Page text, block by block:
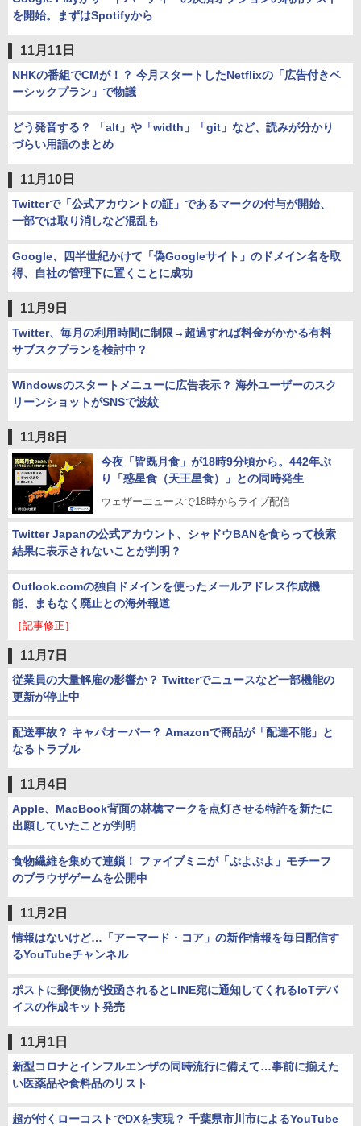
を開始。まずはSpotifyから
11月11日
NHKの番組でCMが！？ 今月スタートしたNetflixの「広告付きベ
ーシックプラン」で物議
どう発音する？ 「alt」や「width」「git」など、読みが分かり
づらい用語のまとめ
11月10日
Twitterで「公式アカウントの証」であるマークの付与が開始、
一部では取り消しなど混乱も
Google、四半世紀かけて「偽Googleサイト」のドメイン名を取
得、自社の管理下に置くことに成功
11月9日
Twitter、毎月の利用時間に制限→超過すれば料金がかかる有料
サブスクプランを検討中？
Windowsのスタートメニューに広告表示？ 海外ユーザーのスク
リーンショットがSNSで波紋
11月8日
今夜「皆既月食」が18時9分頃から。442年ぶ
り「惑星食（天王星食）」との同時発生
ウェザーニュースで18時からライブ配信
Twitter Japanの公式アカウント、シャドウBANを食らって検索
結果に表示されないことが判明？
Outlook.comの独自ドメインを使ったメールアドレス作成機
能、まもなく廃止との海外報道
［記事修正］
11月7日
従業員の大量解雇の影響か？ Twitterでニュースなど一部機能の
更新が停止中
配送事故？ キャパオーバー？ Amazonで商品が「配達不能」と
なるトラブル
11月4日
Apple、MacBook背面の林檎マークを点灯させる特許を新たに
出願していたことが判明
食物繊維を集めて連鎖！ ファイブミニが「ぷよぷよ」モチーフ
のブラウザゲームを公開中
11月2日
情報はないけど…「アーマード・コア」の新作情報を毎日配信す
るYouTubeチャンネル
ポストに郵便物が投函されるとLINE宛に通知してくれるIoTデバ
イスの作成キット発売
11月1日
新型コロナとインフルエンザの同時流行に備えて…事前に揃えた
い医薬品や食料品のリスト
超が付くローコストでDXを実現？ 千葉県市川市によるYouTube